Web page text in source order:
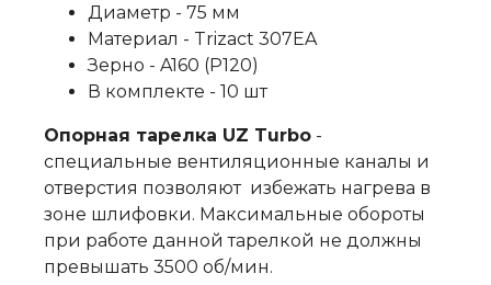
Диаметр - 75 мм
Материал - Trizact 307EA
Зерно - A160 (Р120)
В комплекте - 10 шт
Опорная тарелка UZ Turbo -
специальные вентиляционные каналы и
отверстия позволяют избежать нагрева в
зоне шлифовки. Максимальные обороты
при работе данной тарелкой не должны
превышать 3500 об/мин.